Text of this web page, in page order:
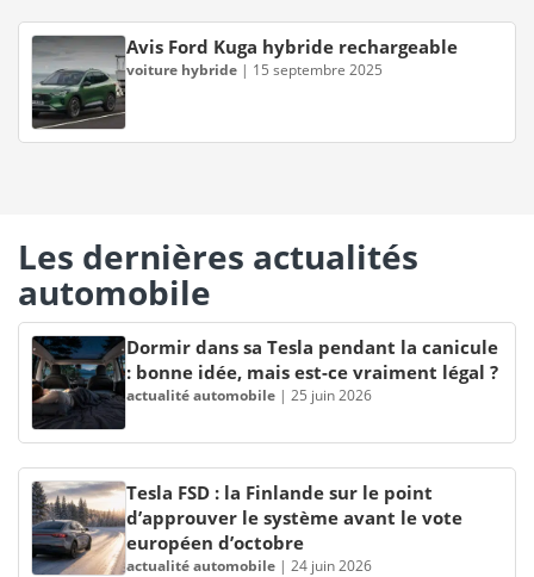
Avis Ford Kuga hybride rechargeable
voiture hybride | 15 septembre 2025
Les dernières actualités
automobile
Dormir dans sa Tesla pendant la canicule
: bonne idée, mais est-ce vraiment légal ?
actualité automobile | 25 juin 2026
Tesla FSD : la Finlande sur le point
d’approuver le système avant le vote
européen d’octobre
actualité automobile | 24 juin 2026